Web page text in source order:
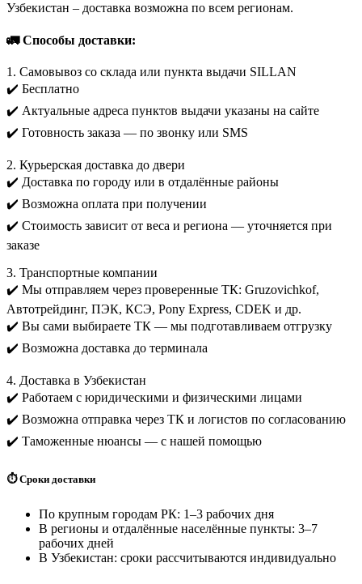
Узбекистан – доставка возможна по всем регионам.
🚛 Способы доставки:
1. Самовывоз со склада или пункта выдачи SILLAN
✔️ Бесплатно
✔️ Актуальные адреса пунктов выдачи указаны на сайте
✔️ Готовность заказа — по звонку или SMS
2. Курьерская доставка до двери
✔️ Доставка по городу или в отдалённые районы
✔️ Возможна оплата при получении
✔️ Стоимость зависит от веса и региона — уточняется при
заказе
3. Транспортные компании
✔️ Мы отправляем через проверенные ТК: Gruzovichkof,
Автотрейдинг, ПЭК, КСЭ, Pony Express, CDEK и др.
✔️ Вы сами выбираете ТК — мы подготавливаем отгрузку
✔️ Возможна доставка до терминала
4. Доставка в Узбекистан
✔️ Работаем с юридическими и физическими лицами
✔️ Возможна отправка через ТК и логистов по согласованию
✔️ Таможенные нюансы — с нашей помощью
⏱️ Сроки доставки
По крупным городам РК: 1–3 рабочих дня
В регионы и отдалённые населённые пункты: 3–7
рабочих дней
В Узбекистан: сроки рассчитываются индивидуально